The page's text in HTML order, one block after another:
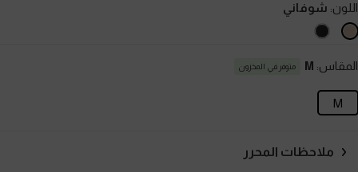
اللون: شوفاني
المقاس: M متوفر في المخزون
M
ملاحظات المحرر